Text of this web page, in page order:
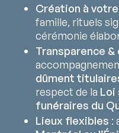
Création à
famille, rituels
cérémonie
Transparence
dûment
respect de la Loi
funéraires du
Lieux flexibles :